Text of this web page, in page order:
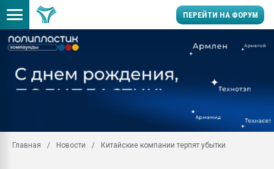
ПЕРЕЙТИ НА ФОРУМ
заводу пластмасс"
Помощь в подборе
Главная Новости Китайские компании терпят убытки